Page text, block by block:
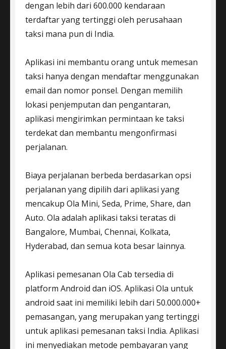
dengan lebih dari 600.000 kendaraan
terdaftar yang tertinggi oleh perusahaan
taksi mana pun di India.
Aplikasi ini membantu orang untuk memesan
taksi hanya dengan mendaftar menggunakan
email dan nomor ponsel. Dengan memilih
lokasi penjemputan dan pengantaran,
aplikasi mengirimkan permintaan ke taksi
terdekat dan membantu mengonfirmasi
perjalanan.
Biaya perjalanan berbeda berdasarkan opsi
perjalanan yang dipilih dari aplikasi yang
mencakup Ola Mini, Seda, Prime, Share, dan
Auto. Ola adalah aplikasi taksi teratas di
Bangalore, Mumbai, Chennai, Kolkata,
Hyderabad, dan semua kota besar lainnya.
Aplikasi pemesanan Ola Cab tersedia di
platform Android dan iOS. Aplikasi Ola untuk
android saat ini memiliki lebih dari 50.000.000+
pemasangan, yang merupakan yang tertinggi
untuk aplikasi pemesanan taksi India. Aplikasi
ini menyediakan metode pembayaran yang